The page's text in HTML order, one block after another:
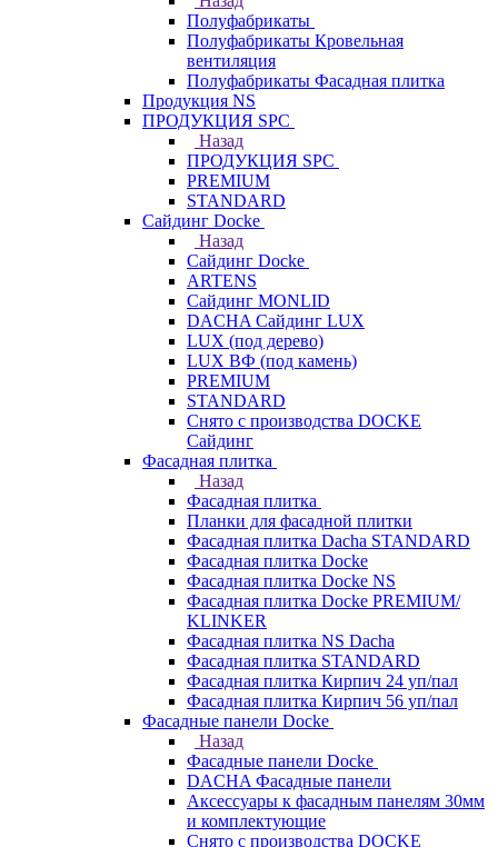
Полуфабрикаты
Полуфабрикаты Кровельная
вентиляция
Полуфабрикаты Фасадная плитка
Продукция NS
ПРОДУКЦИЯ SPC
Назад
ПРОДУКЦИЯ SPC
PREMIUM
STANDARD
Сайдинг Docke
Назад
Сайдинг Docke
ARTENS
Cайдинг MONLID
DACHA Сайдинг LUX
LUX (под дерево)
LUX ВФ (под камень)
PREMIUM
STANDARD
Снято с производства DOCKE
Сайдинг
Фасадная плитка
Назад
Фасадная плитка
Планки для фасадной плитки
Фасадная плитка Dacha STANDARD
Фасадная плитка Docke
Фасадная плитка Docke NS
Фасадная плитка Docke PREMIUM/
KLINKER
Фасадная плитка NS Dacha
Фасадная плитка STANDARD
Фасадная плитка Кирпич 24 уп/пал
Фасадная плитка Кирпич 56 уп/пал
Фасадные панели Docke
Назад
Фасадные панели Docke
DACHA Фасадные панели
Аксессуары к фасадным панелям 30мм
и комплектующие
Снято с производства DOCKE